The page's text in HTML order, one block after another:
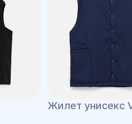
Жилет унисекс